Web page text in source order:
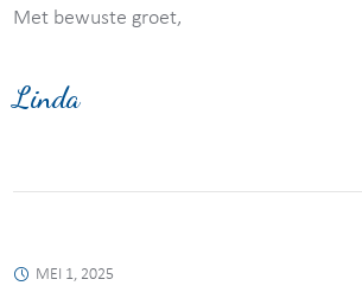
Met bewuste groet,
Linda
MEI 1, 2025